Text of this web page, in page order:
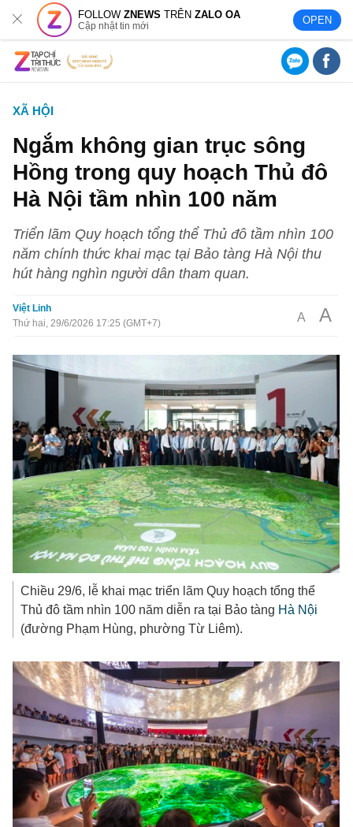
FOLLOWZNEWS TRÊNZALO OA
Cập nhật tin mới OPEN
XÃ HỘI
Ngắm không gian trục sông
Hồng trong quy hoạch Thủ đô
Hà Nội tầm nhìn 100 năm
Triển lãm Quy hoạch tổng thể Thủ đô tầm nhìn 100
năm chính thức khai mạc tại Bảo tàng Hà Nội thu
hút hàng nghìn người dân tham quan.
Việt Linh
Thứ hai, 29/6/2026 17:25 (GMT+7)
A A
Chiều 29/6, lễ khai mạc triển lãm Quy hoạch tổng thể
Thủ đô tầm nhìn 100 năm diễn ra tại Bảo tàng Hà Nội
(đường Phạm Hùng, phường Từ Liêm).